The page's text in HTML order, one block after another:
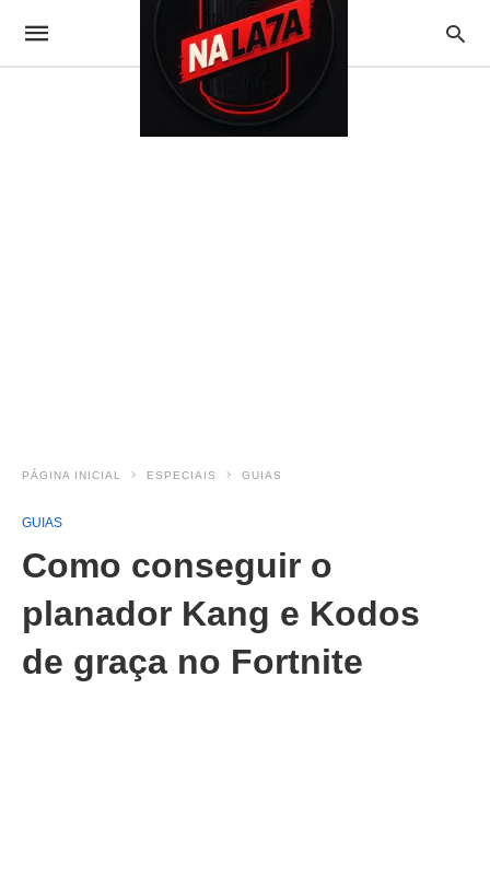
PÁGINA INICIAL ESPECIAIS GUIAS
GUIAS
Como conseguir o
planador Kang e Kodos
de graça no Fortnite